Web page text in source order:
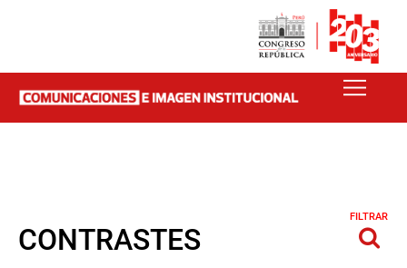
CONTRASTES
FILTRAR